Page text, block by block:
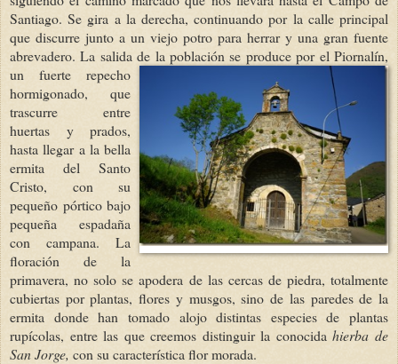
Santiago. Se gira a la derecha, continuando por la calle principal
que discurre junto a un viejo potro para herrar y una gran fuente
abrevadero. La salida de la población se produce por el Piornalín,
un fuerte repecho
hormigonado, que
trascurre entre
huertas y prados,
hasta llegar a la bella
ermita del Santo
Cristo, con su
pequeño pórtico bajo
pequeña espadaña
con campana. La
floración de la
primavera, no solo se apodera de las cercas de piedra, totalmente
cubiertas por plantas, flores y musgos, sino de las paredes de la
ermita donde han tomado alojo distintas especies de plantas
rupícolas, entre las que creemos distinguir la conocidahierba de
San Jorge, con su característica flor morada.